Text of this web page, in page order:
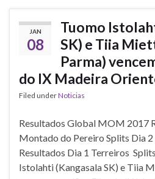
JAN
08
Tuomo
SK) e Tiia
Parma)
do IX Madeira
Filed underNoticias
Resultados Global MOM 2017
Montado do Pereiro Splits Dia
Resultados Dia 1 Terreiros
Istolahti (Kangasala SK) e Tiia